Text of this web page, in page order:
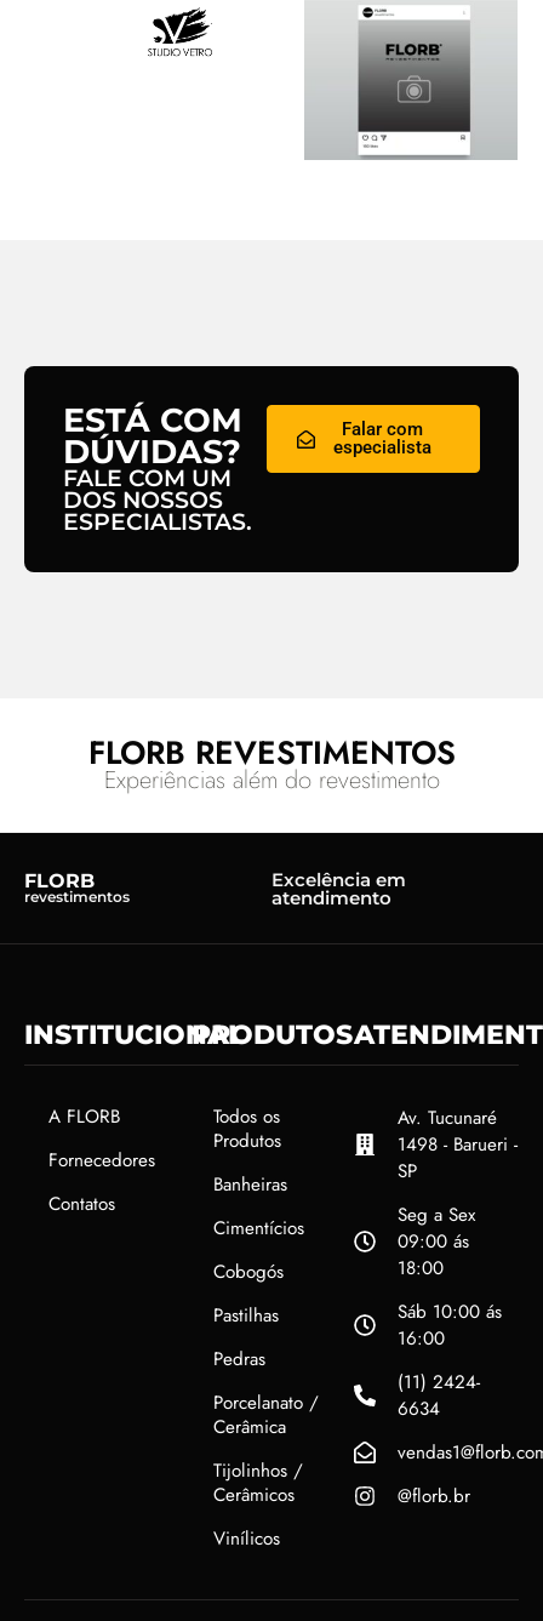
ESTÁ COM
DÚVIDAS?
FALE COM UM
DOS NOSSOS
ESPECIALISTAS.
Falar com
especialista
FLORB REVESTIMENTOS
Experiências além do revestimento
FLORB
revestimentos
Excelência em
atendimento
INSTITUCIONAL
A FLORB
Fornecedores
Contatos
PRODUTOS
Todos os
Produtos
Banheiras
Cimentícios
Cobogós
Pastilhas
Pedras
Porcelanato /
Cerâmica
Tijolinhos /
Cerâmicos
Vinílicos
Av. Tucunaré
1498 - Barueri -
SP
Seg a Sex
09:00 ás
18:00
Sáb 10:00 ás
16:00
(11) 2424-
6634
@florb.br